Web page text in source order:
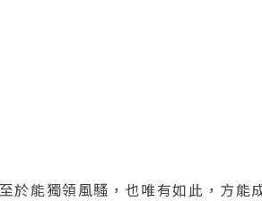
於能獨領風騷，也唯有如此，方能